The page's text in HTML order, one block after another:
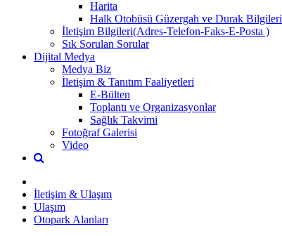
Harita
Halk Otobüsü Güzergah ve Durak Bilgileri
İletişim Bilgileri(Adres-Telefon-Faks-E-Posta )
Sık Sorulan Sorular
Dijital Medya
Medya Biz
İletişim & Tanıtım Faaliyetleri
E-Bülten
Toplantı ve Organizasyonlar
Sağlık Takvimi
Fotoğraf Galerisi
Video
İletişim & Ulaşım
Ulaşım
Otopark Alanları